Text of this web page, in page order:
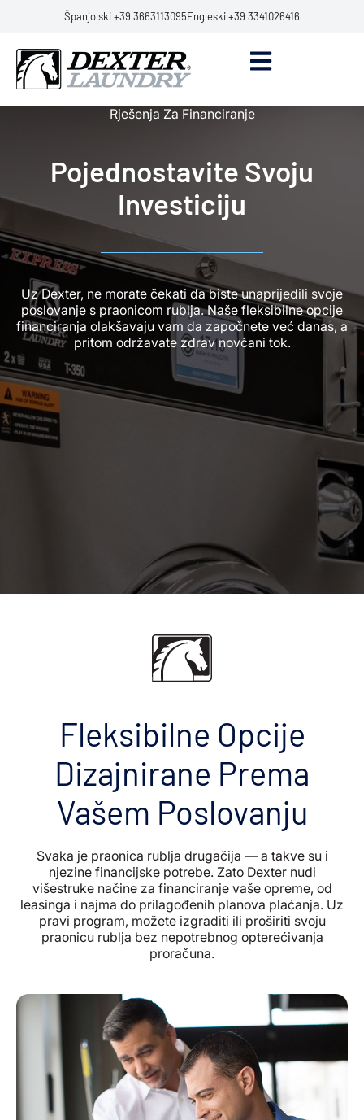
Španjolski +39 3663113095Engleski +39 3341026416
Rješenja Za Financiranje
Pojednostavite Svoju
Investiciju
Uz Dexter, ne morate čekati da biste unaprijedili svoje
poslovanje s praonicom rublja. Naše fleksibilne opcije
financiranja olakšavaju vam da započnete već danas, a
pritom održavate zdrav novčani tok.
Fleksibilne Opcije
Dizajnirane Prema
Vašem Poslovanju
Svaka je praonica rublja drugačija — a takve su i
njezine financijske potrebe. Zato Dexter nudi
višestruke načine za financiranje vaše opreme, od
leasinga i najma do prilagođenih planova plaćanja. Uz
pravi program, možete izgraditi ili proširiti svoju
praonicu rublja bez nepotrebnog opterećivanja
proračuna.